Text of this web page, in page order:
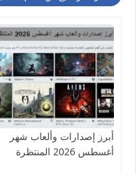
أبرز إصدارات وألعاب شهر
أغسطس 2026 المنتظرة